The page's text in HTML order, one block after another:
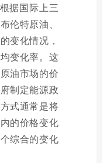
据国际上三
伦特原油、
变化情况，
变化率。这
油市场的价
制定能源政
式通常是将
的价格变化
综合的变化